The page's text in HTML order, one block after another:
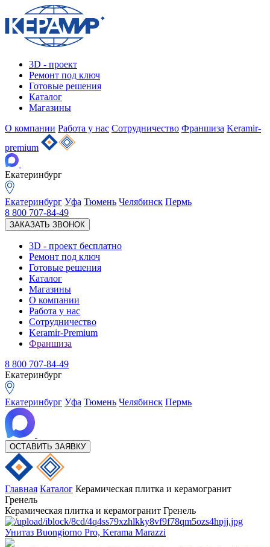
3D - проект
Ремонт под ключ
Готовые решения
Каталог
Магазины
О компании Работа у нас Сотрудничество Франшиза Keramir-
premium
Екатеринбург
Екатеринбург Уфа Тюмень Челябинск Пермь
8 800 707-84-49
ЗАКАЗАТЬ ЗВОНОК
3D - проект бесплатно
Ремонт под ключ
Готовые решения
Каталог
Магазины
О компании
Работа у нас
Сотрудничество
Keramir-Premium
Франшиза
8 800 707-84-49
Екатеринбург
Екатеринбург Уфа Тюмень Челябинск Пермь
ОСТАВИТЬ ЗАЯВКУ
Главная Каталог Керамическая плитка и керамогранит
Гренель
Керамическая плитка и керамогранит Гренель
Унитаз Buongiorno Pro, Kerama Marazzi